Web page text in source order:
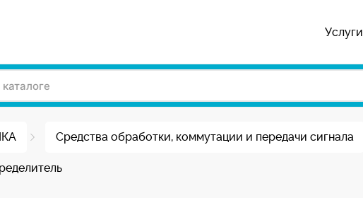
Услуги
Средства обработки, коммутации и передачи сигнала